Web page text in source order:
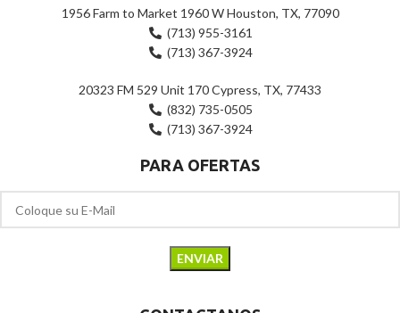
1956 Farm to Market 1960 W Houston, TX, 77090
(713) 955-3161
(713) 367-3924
20323 FM 529 Unit 170 Cypress, TX, 77433
(832) 735-0505
(713) 367-3924
PARA OFERTAS